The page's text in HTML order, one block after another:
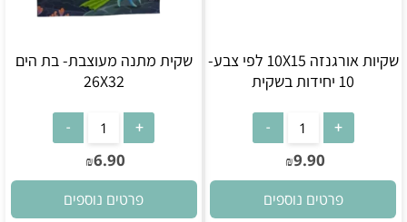
שקיות אורגנזה 10X15 לפי צבע-
10 יחידות בשקית
₪9.90
פרטים נוספים
שקית מתנה מעוצבת- בת הים
26X32
₪6.90
פרטים נוספים